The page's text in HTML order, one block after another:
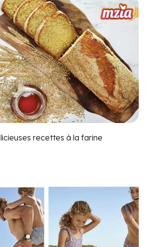
recettes à la farine